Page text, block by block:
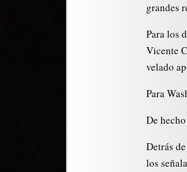
grandes
Para los
Vicente
velado
Para
De
Detrás
los